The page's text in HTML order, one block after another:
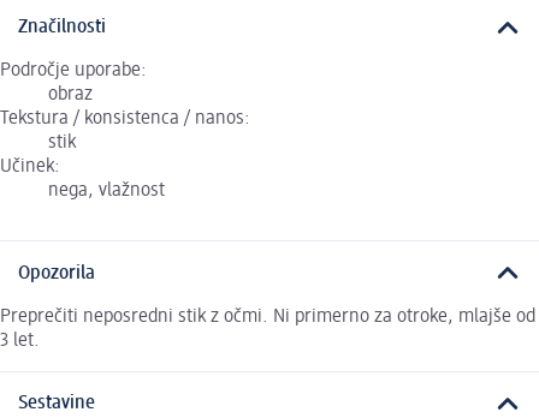
Značilnosti
Področje uporabe:
obraz
Tekstura / konsistenca / nanos:
stik
Učinek:
nega, vlažnost
Opozorila
Preprečiti neposredni stik z očmi. Ni primerno za otroke, mlajše od
3 let.
Sestavine